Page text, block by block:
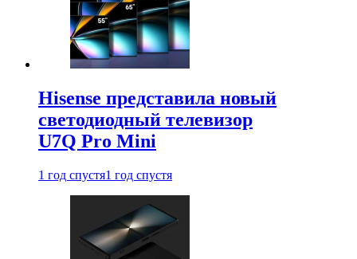
Hisense представила новый
светодиодный телевизор
U7Q Pro Mini
1 год спустя1 год спустя